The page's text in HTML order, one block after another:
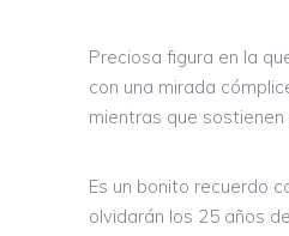
Preciosa figura en la
con una mirada
mientras que sostienen
Es un bonito recuerdo
olvidarán los 25 años